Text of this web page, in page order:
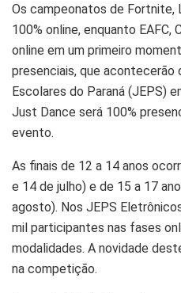
Os campeonatos de Fortnite,
100% online, enquanto EAFC,
online em um primeiro
presenciais, que acontecerão
Escolares do Paraná (JEPS)
Just Dance será 100%
evento.
As finais de 12 a 14 anos
e 14 de julho) e de 15 a 17
agosto). Nos JEPS
mil participantes nas fases
modalidades. A novidade
na competição.